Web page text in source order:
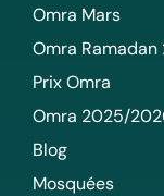
Omra Mars
Omra Ramadan
Prix Omra
Omra 2025/
Blog
Mosquées